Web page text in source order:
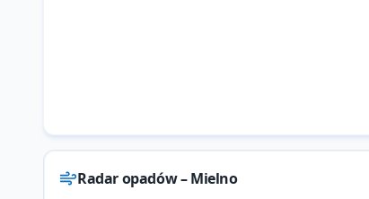
Radar opadów – Mielno